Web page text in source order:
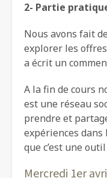
2- Partie
Nous avons fait
explorer les
a écrit un
A la fin de cours
est une réseau
prendre et
expériences
que c’est une
Mercredi 1er